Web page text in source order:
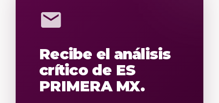
mail
Recibe el análisis
crítico de ES
PRIMERA MX.